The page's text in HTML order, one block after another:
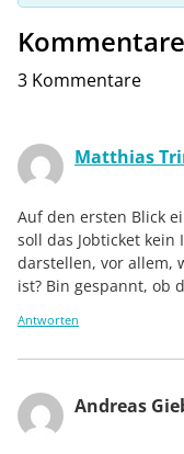
3 Kommentare
Matthias
Auf den ersten Blick
soll das Jobticket
darstellen, vor allem,
ist? Bin gespannt, ob
Antworten
Andreas